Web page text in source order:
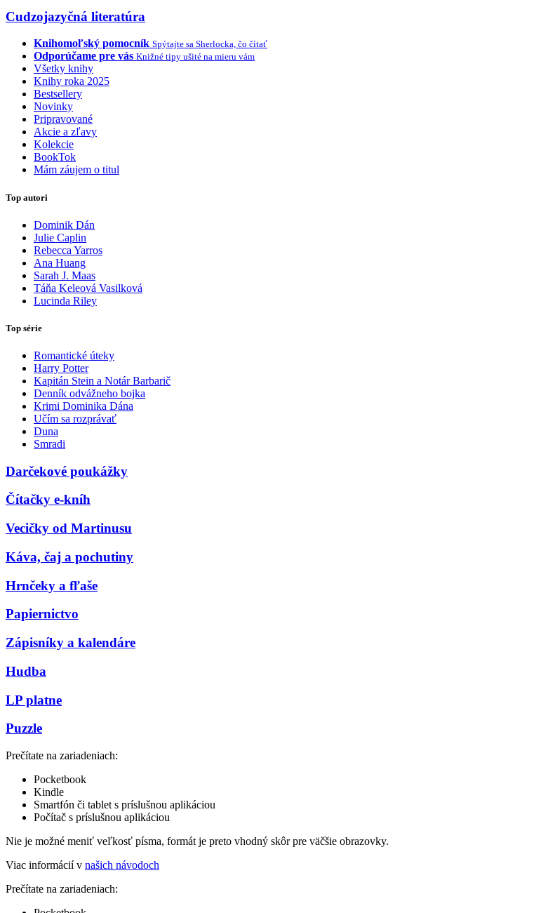
Cudzojazyčná literatúra
Knihomoľský pomocník Spýtajte sa Sherlocka, čo čítať
Odporúčame pre vás Knižné tipy ušité na mieru vám
Všetky knihy
Knihy roka 2025
Bestsellery
Novinky
Pripravované
Akcie a zľavy
Kolekcie
BookTok
Mám záujem o titul
Top autori
Dominik Dán
Julie Caplin
Rebecca Yarros
Ana Huang
Sarah J. Maas
Táňa Keleová Vasilková
Lucinda Riley
Top série
Romantické úteky
Harry Potter
Kapitán Stein a Notár Barbarič
Denník odvážneho bojka
Krimi Dominika Dána
Učím sa rozprávať
Duna
Smradi
Darčekové poukážky
Čítačky e-kníh
Vecičky od Martinusu
Káva, čaj a pochutiny
Hrnčeky a fľaše
Papiernictvo
Zápisníky a kalendáre
Hudba
LP platne
Puzzle
Prečítate na zariadeniach:
Pocketbook
Kindle
Smartfón či tablet s príslušnou aplikáciou
Počítač s príslušnou aplikáciou
Nie je možné meniť veľkosť písma, formát je preto vhodný skôr pre väčšie obrazovky.
Viac informácií v našich návodoch
Prečítate na zariadeniach: